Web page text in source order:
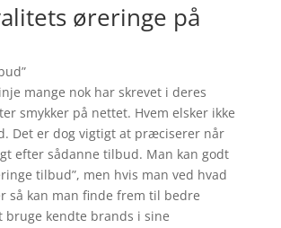
øreringe på
mange nok har skrevet i deres
smykker på nettet. Hvem elsker ikke
Det er dog vigtigt at præciserer når
efter sådanne tilbud. Man kan godt
tilbud”, men hvis man ved hvad
så kan man finde frem til bedre
bruge kendte brands i sine